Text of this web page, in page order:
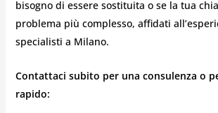
bisogno di essere sostituita o se la tua
problema più complesso, affidati
specialisti a Milano.
Contattaci subito per una consulenza o
rapido: